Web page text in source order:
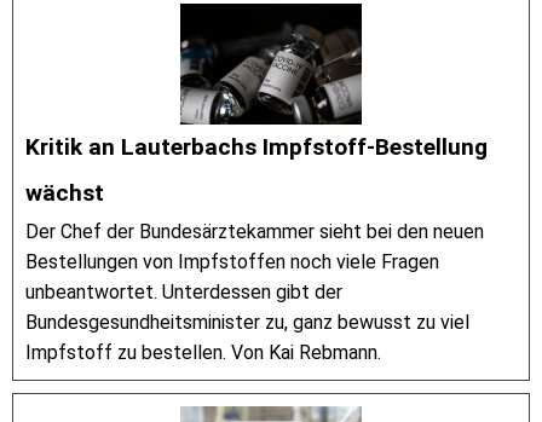
Kritik an Lauterbachs Impfstoff-Bestellung
wächst
Der Chef der Bundesärztekammer sieht bei den neuen
Bestellungen von Impfstoffen noch viele Fragen
unbeantwortet. Unterdessen gibt der
Bundesgesundheitsminister zu, ganz bewusst zu viel
Impfstoff zu bestellen. Von Kai Rebmann.